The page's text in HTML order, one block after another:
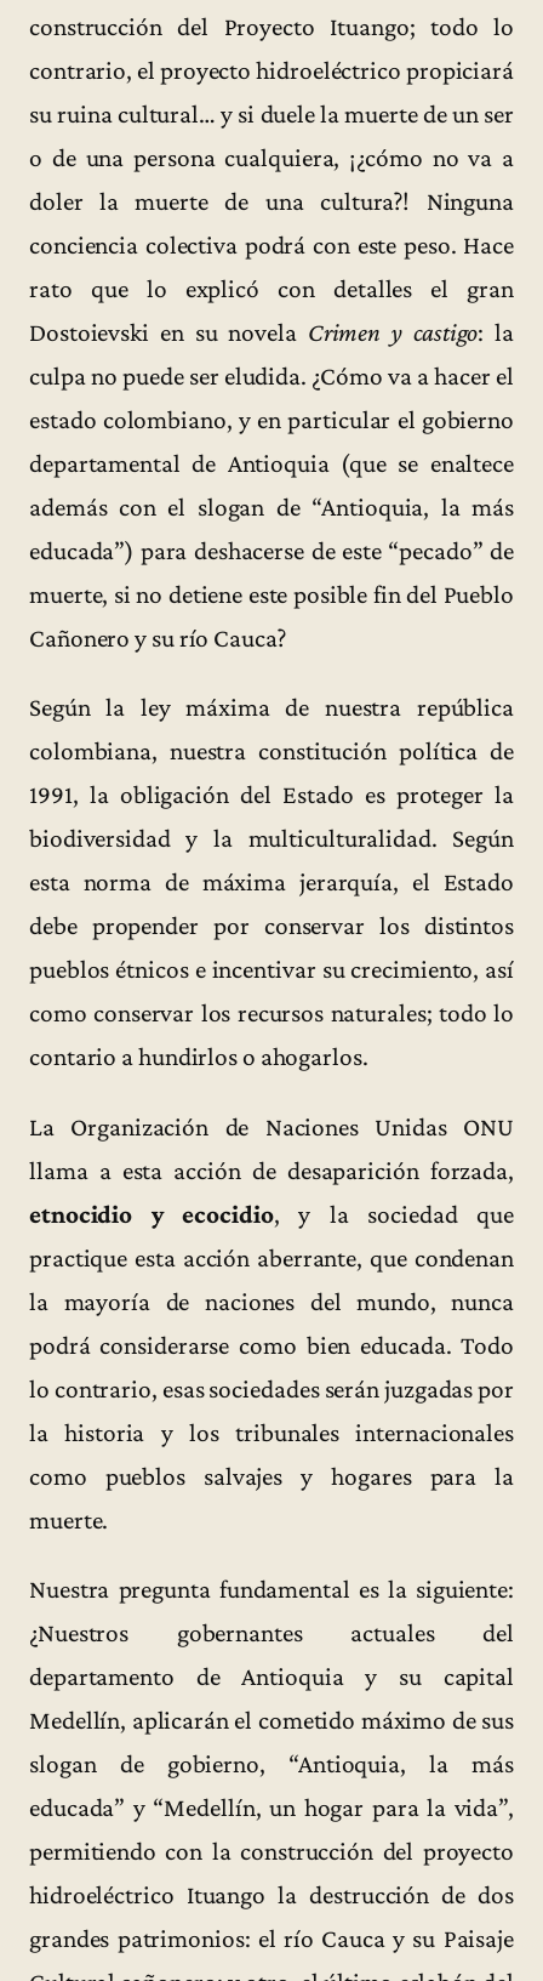
construcción del Proyecto Ituango; todo lo
contrario, el proyecto hidroeléctrico propiciará
su ruina cultural… y si duele la muerte de un ser
o de una persona cualquiera, ¡¿cómo no va a
doler la muerte de una cultura?! Ninguna
conciencia colectiva podrá con este peso. Hace
rato que lo explicó con detalles el gran
Dostoievski en su novela Crimen y castigo: la
culpa no puede ser eludida. ¿Cómo va a hacer el
estado colombiano, y en particular el gobierno
departamental de Antioquia (que se enaltece
además con el slogan de “Antioquia, la más
educada”) para deshacerse de este “pecado” de
muerte, si no detiene este posible fin del Pueblo
Cañonero y su río Cauca?
Según la ley máxima de nuestra república
colombiana, nuestra constitución política de
1991, la obligación del Estado es proteger la
biodiversidad y la multiculturalidad. Según
esta norma de máxima jerarquía, el Estado
debe propender por conservar los distintos
pueblos étnicos e incentivar su crecimiento, así
como conservar los recursos naturales; todo lo
contario a hundirlos o ahogarlos.
La Organización de Naciones Unidas ONU
llama a esta acción de desaparición forzada,
etnocidio y ecocidio, y la sociedad que
practique esta acción aberrante, que condenan
la mayoría de naciones del mundo, nunca
podrá considerarse como bien educada. Todo
lo contrario, esas sociedades serán juzgadas por
la historia y los tribunales internacionales
como pueblos salvajes y hogares para la
muerte.
Nuestra pregunta fundamental es la siguiente:
¿Nuestros gobernantes actuales del
departamento de Antioquia y su capital
Medellín, aplicarán el cometido máximo de sus
slogan de gobierno, “Antioquia, la más
educada” y “Medellín, un hogar para la vida”,
permitiendo con la construcción del proyecto
hidroeléctrico Ituango la destrucción de dos
grandes patrimonios: el río Cauca y su Paisaje